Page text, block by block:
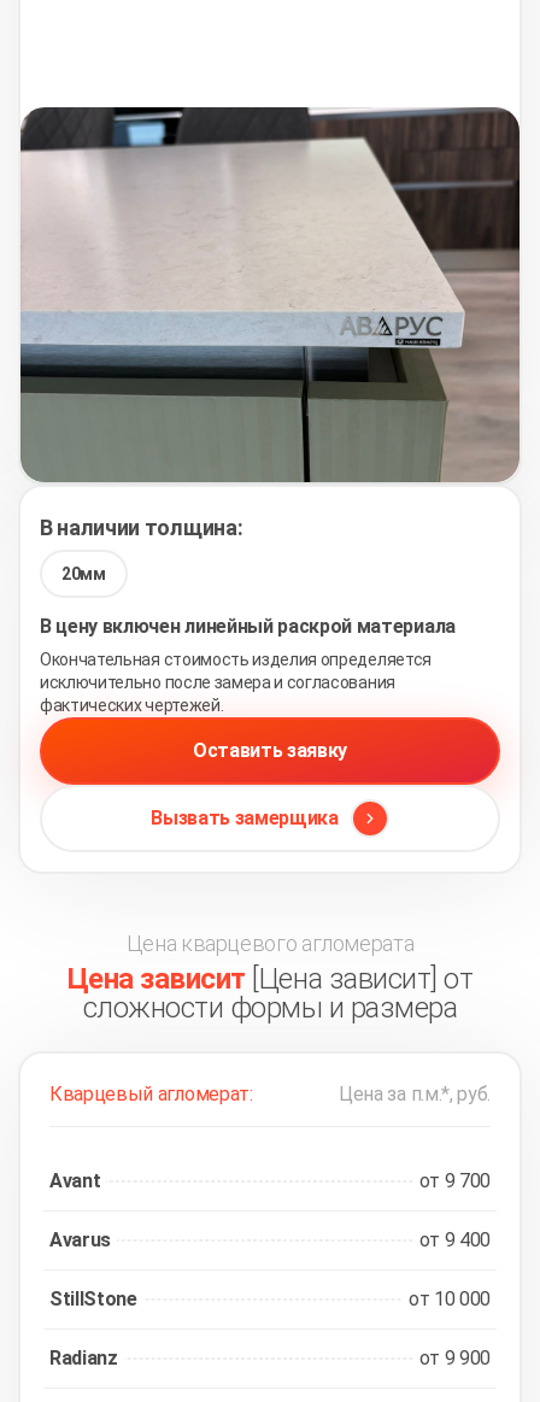
В наличии толщина:
20мм
В цену включен линейный раскрой материала
Окончательная стоимость изделия определяется
исключительно после замера и согласования
фактических чертежей.
Оставить заявку
Вызвать замерщика
Цена кварцевого агломерата
Цена зависит [Цена зависит] от
сложности формы и размера
Кварцевый агломерат: Цена за п.м.*, руб.
Avant от 9 700
Avarus от 9 400
StillStone от 10 000
Radianz от 9 900